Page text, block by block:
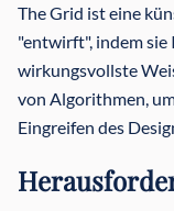
The Grid ist eine
"entwirft", indem sie
wirkungsvollste
von Algorithmen,
Eingreifen des